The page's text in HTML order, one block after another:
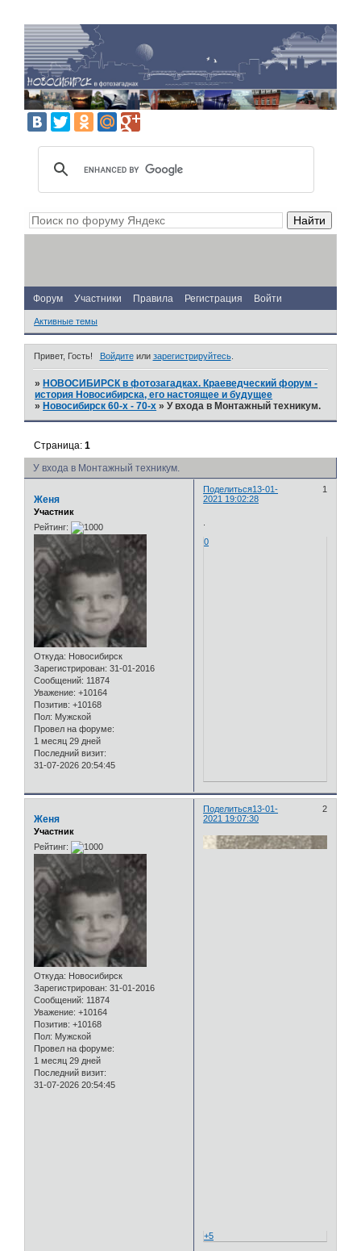
Форум Участники Правила Регистрация Войти
Активные темы
Привет, Гость! Войдитеили зарегистрируйтесь.
» НОВОСИБИРСК в фотозагадках. Краеведческий форум -
история Новосибирска, его настоящее и будущее
» Новосибирск 60-х - 70-х »У входа в Монтажный техникум.
У входа в Монтажный техникум.
Страница:1
Поделиться 1
13-01-
2021 19:02:28
Женя
Участник
Рейтинг:
Откуда: Новосибирск
Зарегистрирован: 31-01-2016
Сообщений: 11874
Уважение: +10164
Позитив: +10168
Пол: Мужской
Провел на форуме:
1 месяц 29 дней
Последний визит:
31-07-2026 20:54:45
0
Поделиться 2
13-01-
2021 19:07:30
Женя
Участник
Рейтинг:
Откуда: Новосибирск
Зарегистрирован: 31-01-2016
Сообщений: 11874
Уважение: +10164
Позитив: +10168
Пол: Мужской
Провел на форуме:
1 месяц 29 дней
Последний визит:
31-07-2026 20:54:45
+5